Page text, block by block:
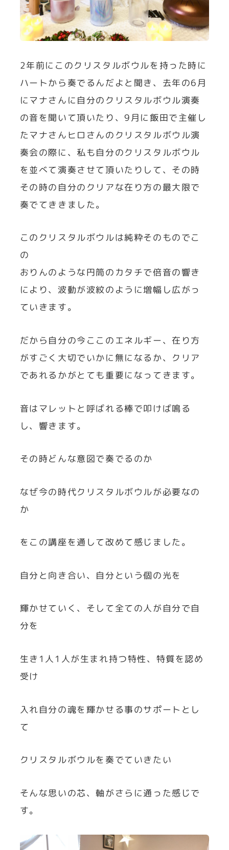
2年前にこのクリスタルボウルを持った時に
ハートから奏でるんだよと聞き、去年の6月
にマナさんに自分のクリスタルボウル演奏
の音を聞いて頂いたり、9月に飯田で主催し
たマナさんヒロさんのクリスタルボウル演
奏会の際に、私も自分のクリスタルボウル
を並べて演奏させて頂いたりして、その時
その時の自分のクリアな在り方の最大限で
奏でてききました。
このクリスタルボウルは純粋そのものでこ
の
おりんのような円筒のカタチで倍音の響き
により、波動が波紋のように増幅し広がっ
ていきます。
だから自分の今ここのエネルギー、在り方
がすごく大切でいかに無になるか、クリア
であれるかがとても重要になってきます。
音はマレットと呼ばれる棒で叩けば鳴る
し、響きます。
その時どんな意図で奏でるのか
なぜ今の時代クリスタルボウルが必要なの
か
をこの講座を通して改めて感じました。
自分と向き合い、自分という個の光を
輝かせていく、そして全ての人が自分で自
分を
生き1人1人が生まれ持つ特性、特質を認め
受け
入れ自分の魂を輝かせる事のサポートとし
て
クリスタルボウルを奏でていきたい
そんな思いの芯、軸がさらに通った感じで
す。